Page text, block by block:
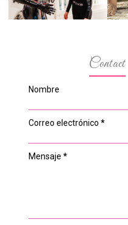
Contact
Nombre
Correo electrónico *
Mensaje *